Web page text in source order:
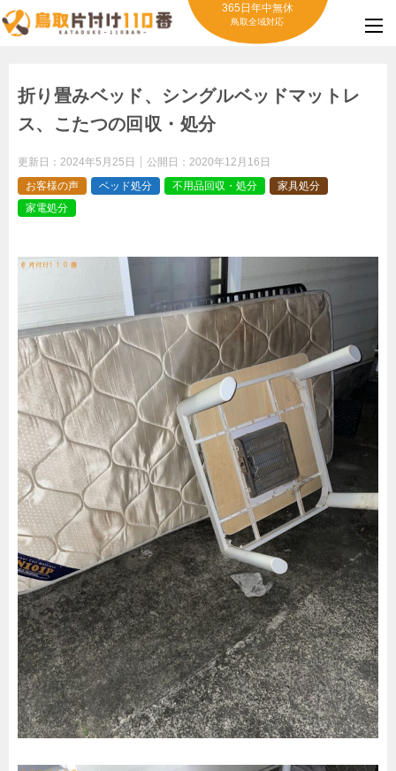
365日年中無休
鳥取全域対応
折り畳みベッド、シングルベッドマットレ
ス、こたつの回収・処分
更新日： 2024年5月25日 公開日： 2020年12月16日
お客様の声
ベッド処分 不用品回収・処分
家具処分
家電処分